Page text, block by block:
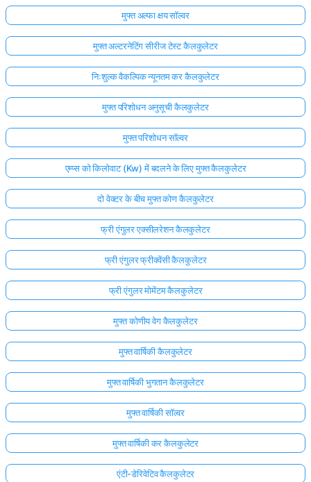
मुफ्त अल्फा क्षय सॉल्वर
मुफ्त अल्टरनेटिंग सीरीज टेस्ट कैलकुलेटर
निःशुल्क वैकल्पिक न्यूनतम कर कैलकुलेटर
मुफ्त परिशोधन अनुसूची कैलकुलेटर
मुफ्त परिशोधन सॉल्वर
एम्प्स को किलोवाट (Kw) में बदलने के लिए मुफ्त कैलकुलेटर
दो वेक्टर के बीच मुफ्त कोण कैलकुलेटर
फ्री एंगुलर एक्सीलरेशन कैलकुलेटर
फ्री एंगुलर फ्रीक्वेंसी कैलकुलेटर
फ्री एंगुलर मोमेंटम कैलकुलेटर
मुफ्त कोणीय वेग कैलकुलेटर
मुफ्त वार्षिकी कैलकुलेटर
मुफ्त वार्षिकी भुगतान कैलकुलेटर
मुफ्त वार्षिकी सॉल्वर
मुफ्त वार्षिकी कर कैलकुलेटर
एंटी-डेरिवेटिव कैलकुलेटर